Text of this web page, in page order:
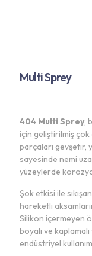
Multi Sprey
404 Multi Sprey,
için geliştirilmiş çok
parçaları gevşetir,
sayesinde nemi
yüzeylerde
Şok etkisi ile
hareketli
Silikon içermeyen
boyalı ve
endüstriyel